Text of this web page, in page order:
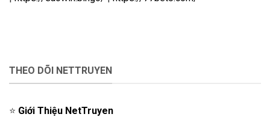
THEO DÕI NETTRUYEN
⭐️ Giới Thiệu NetTruyen